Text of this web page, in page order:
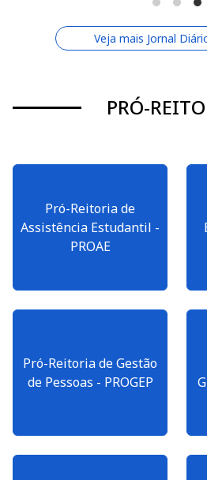
Veja mais Jornal
PRÓ-
Pró-Reitoria de
Assistência Estudantil -
PROAE
Pró-Reitoria de Gestão
de Pessoas - PROGEP